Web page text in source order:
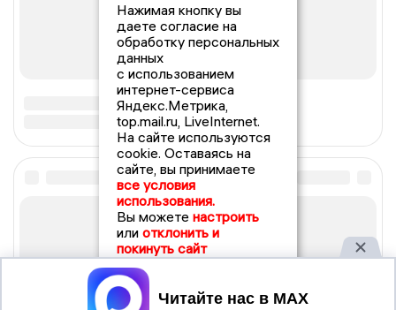
Нажимая кнопку вы
даете согласие на
обработку персональных
данных
с использованием
интернет-сервиса
Яндекс.Метрика,
top.mail.ru, LiveInternet.
На сайте используются
cookie. Оставаясь на
сайте, вы принимаете
все условия
использования.
Вы можете настроить
или отклонить и
покинуть сайт
Принять